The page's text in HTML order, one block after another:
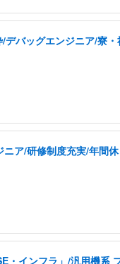
デバッグエンジニア/寮
ア/研修制度充実/年間
・インフラ」/汎用機系